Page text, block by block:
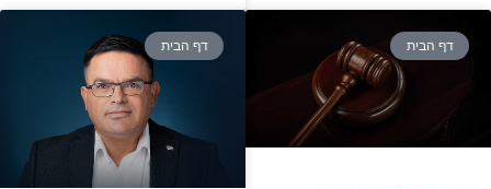
דף הבית דף הבית